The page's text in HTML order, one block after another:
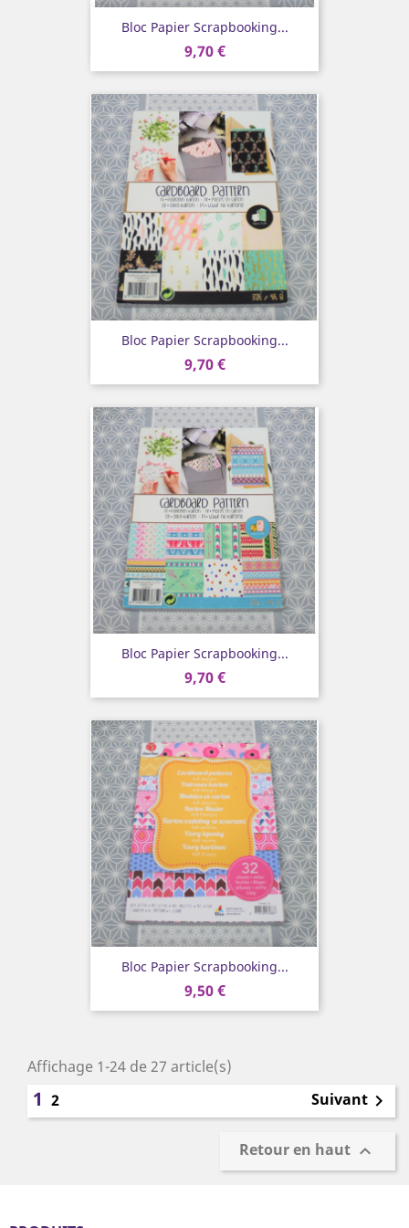
Bloc Papier Scrapbooking...
9,70 €
Bloc Papier Scrapbooking...
9,70 €
Bloc Papier Scrapbooking...
9,70 €
Bloc Papier Scrapbooking...
9,50 €
Affichage 1-24 de 27 article(s)
1 2 Suivant 
Retour en haut 